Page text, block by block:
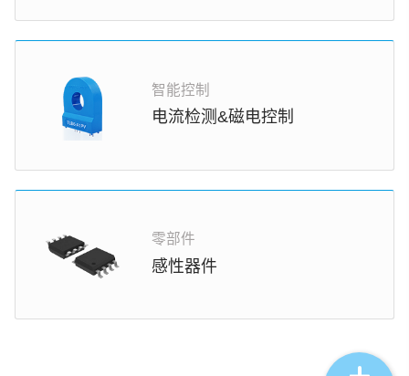
智能控制
电流检测&磁电控制
零部件
感性器件